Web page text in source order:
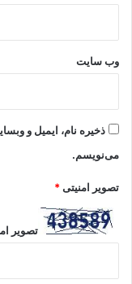
وب‌ سایت
ذخیره نام، ایمیل و
می‌نویسم.
تصویر امنیتی*
تصویر